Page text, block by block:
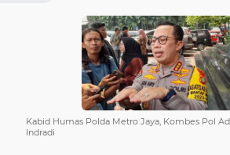
Kabid Humas Polda Metro Jaya, Kombes Pol
Indradi